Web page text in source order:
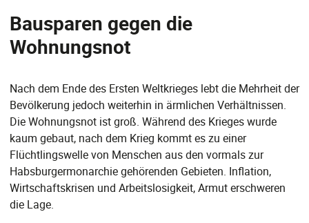
Bausparen gegen die
Wohnungsnot
Nach dem Ende des Ersten Weltkrieges lebt die Mehrheit der
Bevölkerung jedoch weiterhin in ärmlichen Verhältnissen.
Die Wohnungsnot ist groß. Während des Krieges wurde
kaum gebaut, nach dem Krieg kommt es zu einer
Flüchtlingswelle von Menschen aus den vormals zur
Habsburgermonarchie gehörenden Gebieten. Inflation,
Wirtschaftskrisen und Arbeitslosigkeit, Armut erschweren
die Lage.